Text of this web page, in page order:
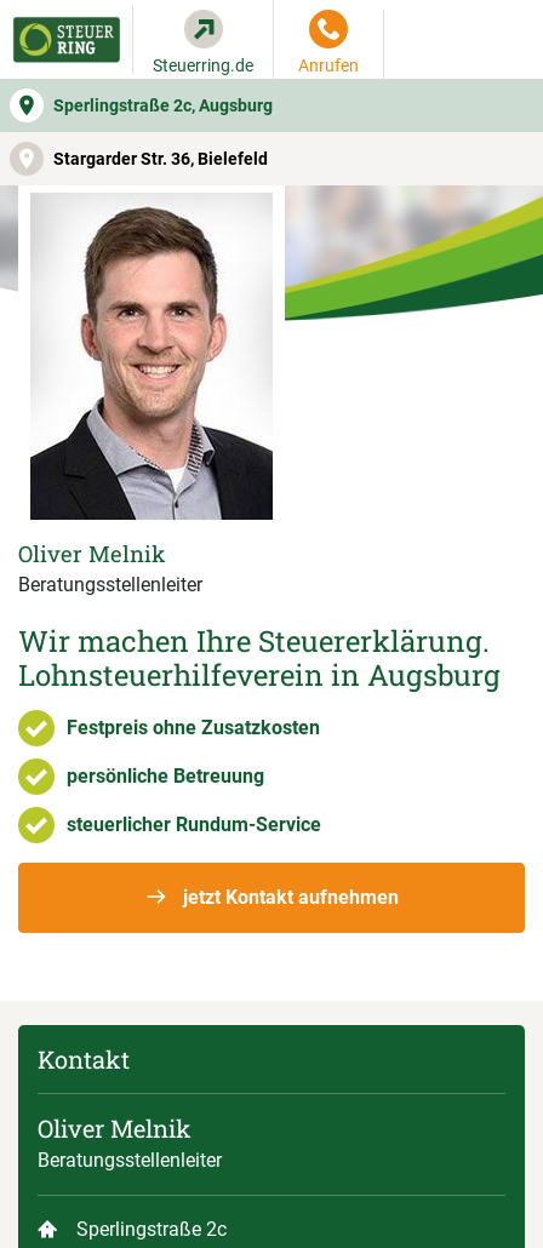
Sperlingstraße 2c, Augsburg
Stargarder Str. 36, Bielefeld
Steuerring.de Anrufen
WER SIE BERÄT BEITRAGSRECHNER
Wir machen Ihre Steuererklärung.
Lohnsteuerhilfeverein in Augsburg
Festpreis ohne Zusatzkosten
persönliche Betreuung
steuerlicher Rundum-Service
jetzt Kontakt aufnehmen
Oliver Melnik
Beratungsstellenleiter
Kontakt
Oliver Melnik
Beratungsstellenleiter
Sperlingstraße 2c